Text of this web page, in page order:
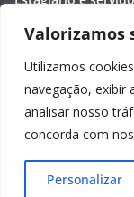
Valorizamos
Utilizamos
navegação, exibir
analisar nosso
concorda com
Personalizar
Pós-graduação
Cronômetros
Copyright © 2026
Tema:ColorMag